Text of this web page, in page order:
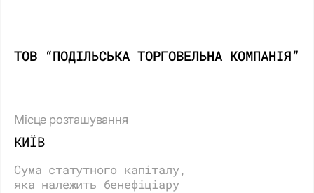
ТОВ “ПОДІЛЬСЬКА ТОРГОВЕЛЬНА КОМПАНІЯ”
Місце розташування
КИЇВ
Сума статутного капіталу,
яка належить бенефіціару